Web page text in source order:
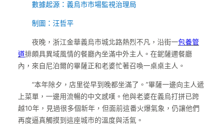
數據起源：義烏市市場監視治理局
制圖：汪哲平
夜晚，浙江金華義烏市城北路熱烈不凡，沿街一包養管
道排頗具異域風情的餐廳內坐滿中外主人。在鈮薩邇餐廳
內，來自尼泊爾的畢薩正和老婆忙著召喚一桌桌主人。
“本年除夕，店里從早到晚都坐滿了。”畢薩一邊向主人遞
上菜單，一邊用流暢的中文感嘆。他與老婆在義烏打拼已跨
越10年，見過很多個新年，但面前這番火爆氣象，仍讓他們
再度逼真觸摸到這座城市的溫度與活氣。